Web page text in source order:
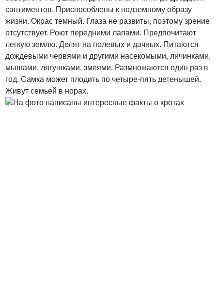
сантиментов. Приспособлены к подземному образу
жизни. Окрас темный. Глаза не развиты, поэтому зрение
отсутствует. Роют передними лапами. Предпочитают
легкую землю. Делят на полевых и дачных. Питаются
дождевыми червями и другими насекомыми, личинками,
мышами, лягушками, змеями. Размножаются один раз в
год. Самка может плодить по четыре-пять детенышей.
Живут семьей в норах.